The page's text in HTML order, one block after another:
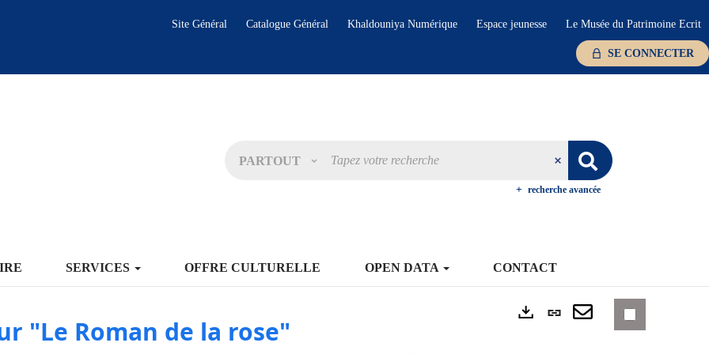
Site Général Catalogue Général Khaldouniya Numérique Espace jeunesse Le Musée du Patrimoine Ecrit
SE CONNECTER
PARTOUT
recherche avancée
SERVICES OFFRE CULTURELLE OPEN DATA CONTACT
"Le Roman de la rose"
Lien